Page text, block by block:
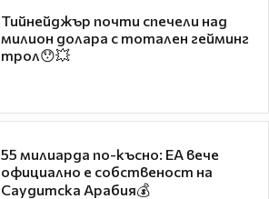
Тийнейджър почти спечели над
милион долара с тотален гейминг
трол😯💥
55 милиарда по-късно: EA вече
официално е собственост на
Саудитска Арабия💰